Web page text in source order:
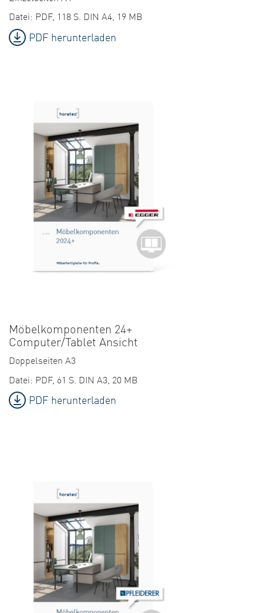
Datei: PDF, 118 S. DIN A4, 19 MB
PDF herunterladen
Möbelkomponenten 24+
Computer/Tablet Ansicht
Doppelseiten A3
Datei: PDF, 61 S. DIN A3, 20 MB
PDF herunterladen